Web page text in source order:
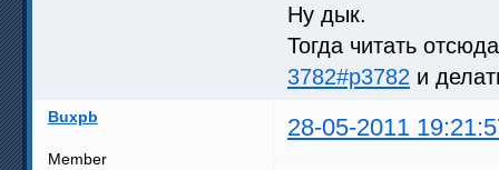
Ну дык.
Тогда читать
3782#p3782 и
Buxpb 28-05-2011
Member